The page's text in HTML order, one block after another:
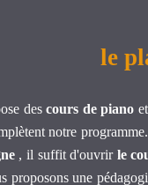
le
descours de piano
notre
, il suffit d'ouvrir le
proposons une